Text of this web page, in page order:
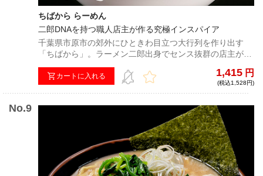
ちばから らーめん
二郎DNAを持つ職人店主が作る究極インスパイア
千葉県市原市の郊外にひときわ目立つ大行列を作り出す
「ちばから」。ラーメン二郎出身でセンス抜群の店主が作
るラーメンは、荒々しさの中に繊細なバランスが感じら
れ、二郎インスパイア系の中でもトップレベルの実力と人
気を誇る。
カートに入れる 1,415 円
(税込1,528円)